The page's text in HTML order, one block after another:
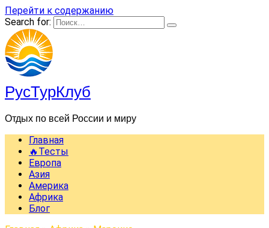
Перейти к содержанию
Search for:
РусТурКлуб
Отдых по всей России и миру
Главная
🔥Тесты
Европа
Азия
Америка
Африка
Блог